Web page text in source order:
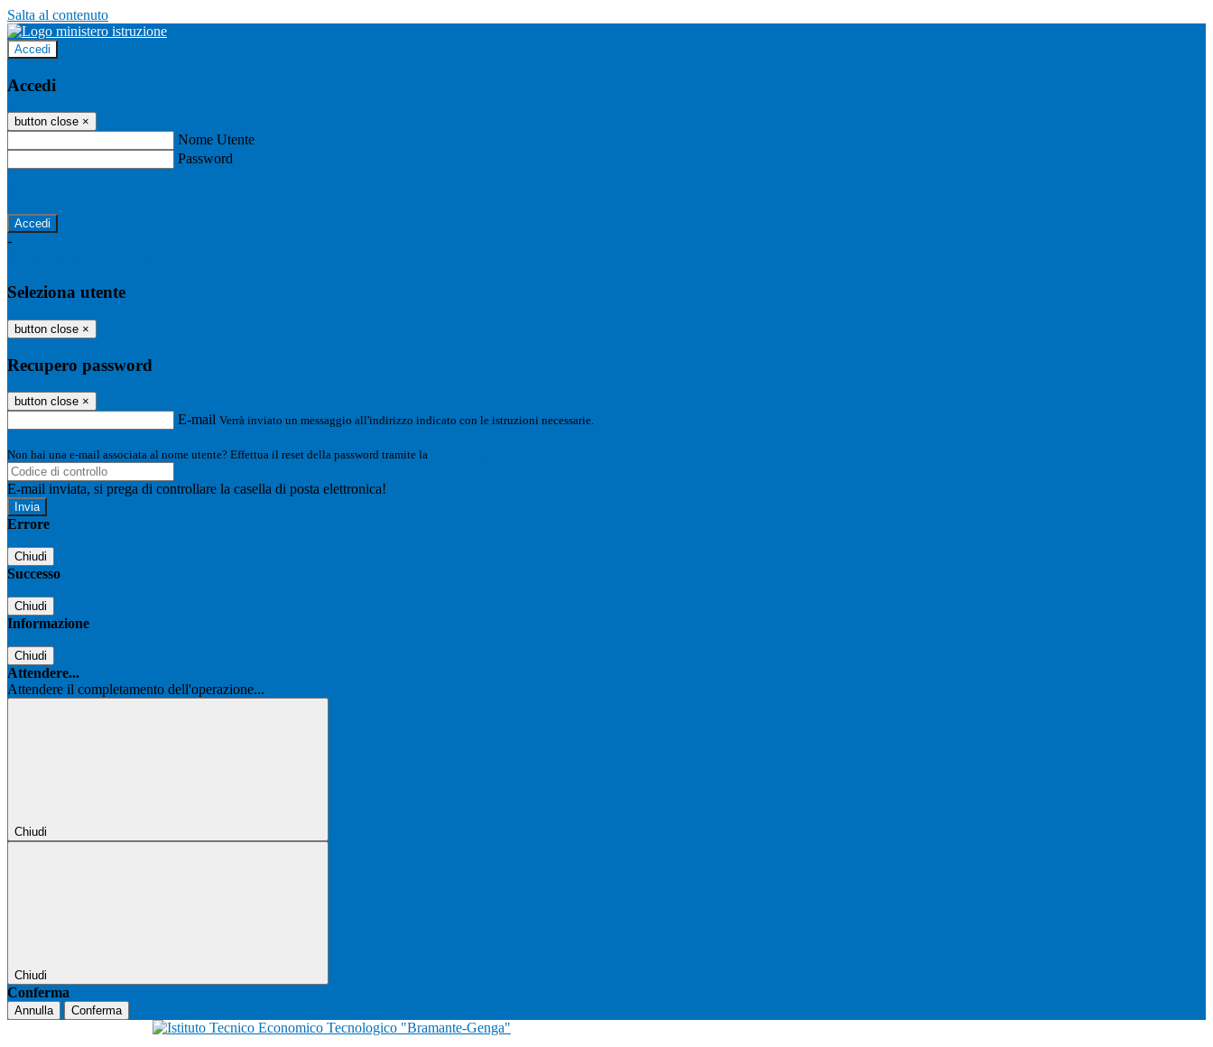
Salta al contenuto
Accedi
Accedi
button close ×
Nome Utente
Password
-
Seleziona utente
button close ×
Recupero password
button close ×
E-mail Verrà inviato un messaggio all'indirizzo indicato con le istruzioni necessarie.
Non hai una e-mail associata al nome utente? Effettua il reset della password tramite la
E-mail inviata, si prega di controllare la casella di posta elettronica!
Errore
Chiudi
Successo
Chiudi
Informazione
Chiudi
Attendere...
Attendere il completamento dell'operazione...
Chiudi
Chiudi
Conferma
Annulla Conferma